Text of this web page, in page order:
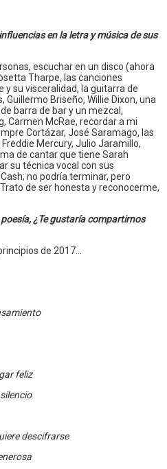
en la letra y música de sus
escuchar en un disco (ahora
Tharpe, las canciones
su visceralidad, la guitarra de
Briseño, Willie Dixon, una
barra de bar y un mezcal,
Carmen McRae, recordar a mi
Cortázar, José Saramago, las
Mercury, Julio Jaramillo,
de cantar que tiene Sarah
su técnica vocal con sus
no podría terminar, pero
de ser honesta y reconocerme,
¿Te gustaría compartirnos
de 2017…
feliz
descifrarse